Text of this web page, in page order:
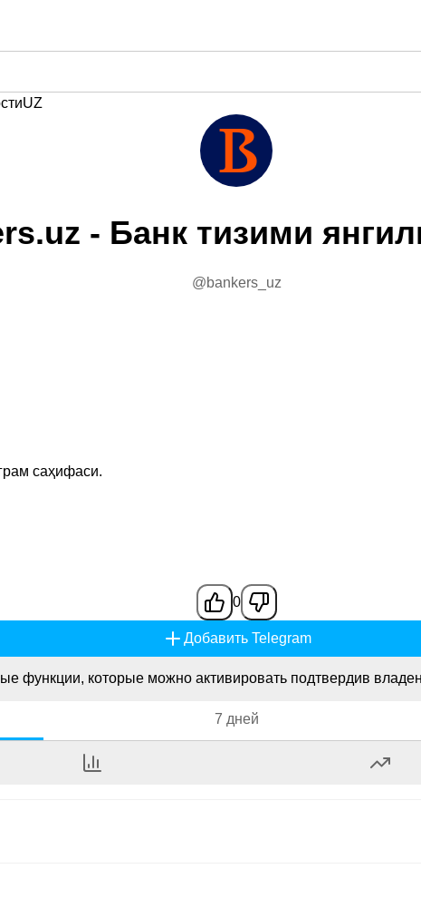
UZ
- Банк тизими
@bankers_uz
саҳифаси.
0
Добавить Telegram
функции, которые можно активировать подтвердив
7 дней